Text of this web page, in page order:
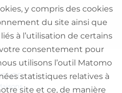
y compris des cookies
du site ainsi que
à l’utilisation de certains
consentement pour
utilisons l’outil Matomo
statistiques relatives à
site et ce, de manière